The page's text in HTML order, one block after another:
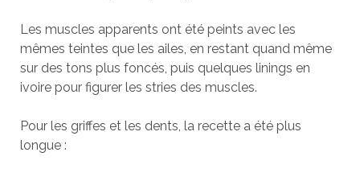
Les muscles apparents ont été peints avec les
mêmes teintes que les ailes, en restant quand même
sur des tons plus foncés, puis quelques linings en
ivoire pour figurer les stries des muscles.
Pour les griffes et les dents, la recette a été plus
longue :